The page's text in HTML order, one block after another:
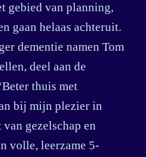
gebied van planning,
gaan helaas achteruit.
dementie namen Tom
deel aan de
thuis met
bij mijn plezier in
gezelschap en
volle, leerzame 5-